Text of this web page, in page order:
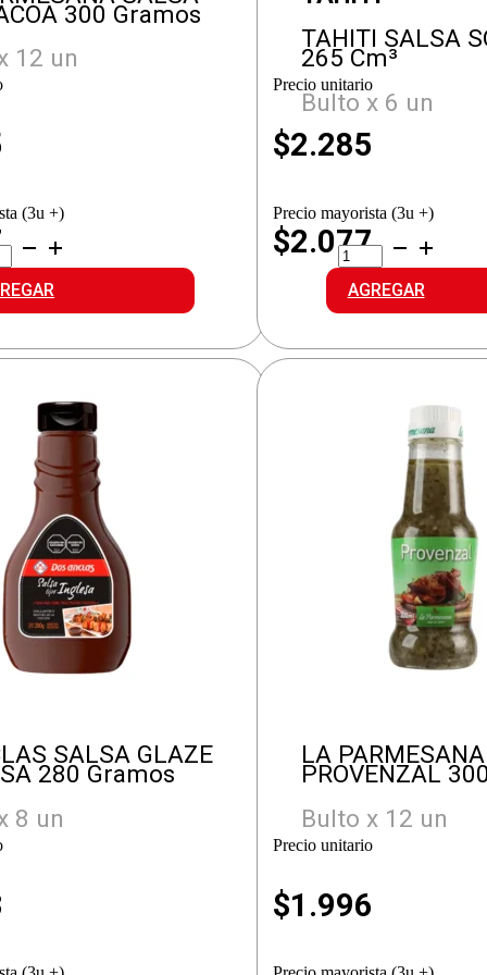
300 Gramos
12 un
(3u +)
TAHITI SALSA
265 Cm³
Bulto x 6 un
Precio unitario
$2.285
Precio mayorista (3u +)
$2.077
TAHITI
SALSA
SOJA
S/SAL
AGREGAR
SALSA GLAZE
280 Gramos
8 un
LA
PROVENZAL
Bulto x 12 un
Precio unitario
$1.996